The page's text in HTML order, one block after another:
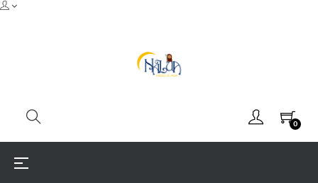
0
Navegación
☰